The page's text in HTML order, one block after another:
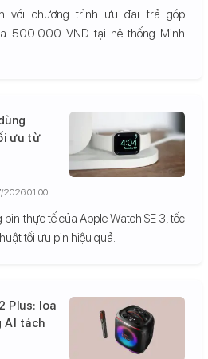
với chương trình ưu đãi trả góp
500.000 VND tại hệ thống Minh
ưu từ
thực tế của Apple Watch SE 3, tốc
tối ưu pin hiệu quả.
2026 01:00
Plus: loa
AI tách